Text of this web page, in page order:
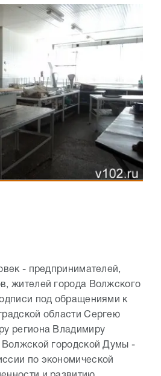
- предпринимателей,
жителей города Волжского
под обращениями к
области Сергею
региона Владимиру
Волжской городской Думы -
по экономической